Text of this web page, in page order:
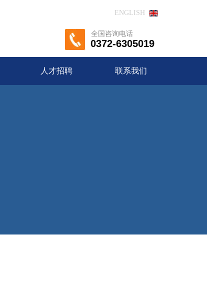
全国咨询电话
0372-6305019
ENGLISH
人才招聘 联系我们